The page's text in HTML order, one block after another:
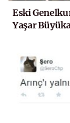
Eski
Yaşar